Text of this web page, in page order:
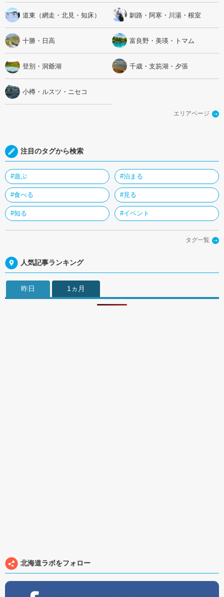
道東（網走・北見・知床） 釧路・阿寒・川湯・根室
十勝・日高 富良野・美瑛・トマム
登別・洞爺湖 千歳・支笏湖・夕張
小樽・ルスツ・ニセコ
エリアページ
注目のタグから検索
#遊ぶ #泊まる
#食べる #見る
#知る #イベント
タグ一覧
人気記事ランキング
昨日 1ヵ月
北海道ラボをフォロー